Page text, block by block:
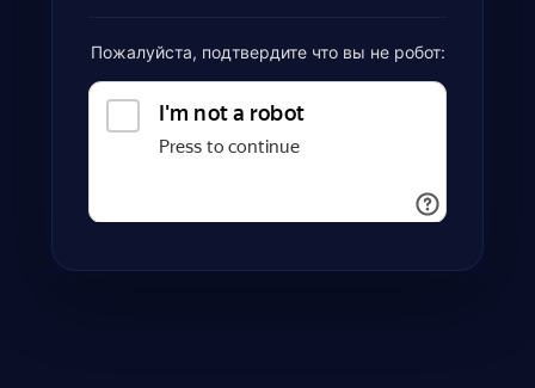
Пожалуйста, подтвердите что вы не робот: